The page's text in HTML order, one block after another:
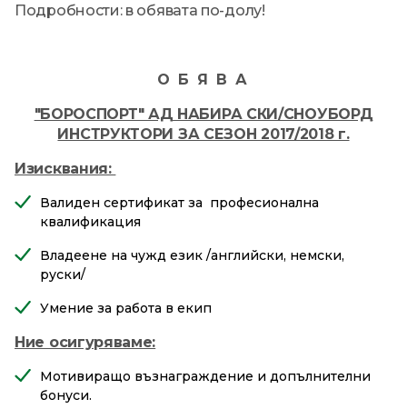
Подробности: в обявата по-долу!
О Б Я В А
"БОРОСПОРТ" АД НАБИРА СКИ/СНОУБОРД
ИНСТРУКТОРИ ЗА СЕЗОН 2017/2018 г.
Изисквания:
Валиден сертификат за професионална
квалификация
Владеене на чужд език /английски, немски,
руски/
Умение за работа в екип
Ние осигуряваме:
Мотивиращо възнаграждение и допълнителни
бонуси.